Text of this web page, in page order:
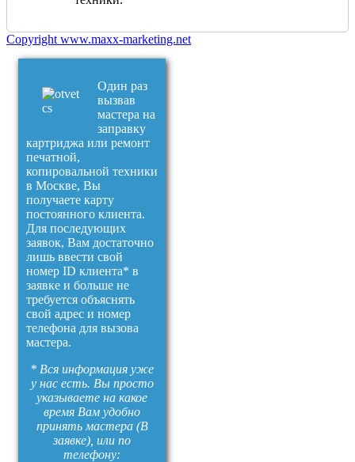
Copyright www.maxx-marketing.net
Один раз
вызвав
мастера на
заправку
картриджа или ремонт
печатной,
копировальной техники
в Москве, Вы
получаете карту
постоянного клиента.
Для последующих
заявок, Вам достаточно
лишь ввести свой
номер ID клиента* в
заявке и больше не
требуется объяснять
свой адрес и номер
телефона для вызова
мастера.
* Вся информация уже
у нас есть. Вы просто
указываете на какое
время Вам удобно
принять мастера (В
заявке), или по
телефону: